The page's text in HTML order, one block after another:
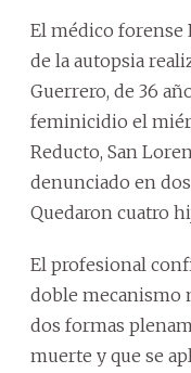
El médico forense
de la autopsia
Guerrero, de 36
feminicidio el
Reducto, San
denunciado en
Quedaron cuatro
El profesional
doble mecanismo
dos formas
muerte y que se